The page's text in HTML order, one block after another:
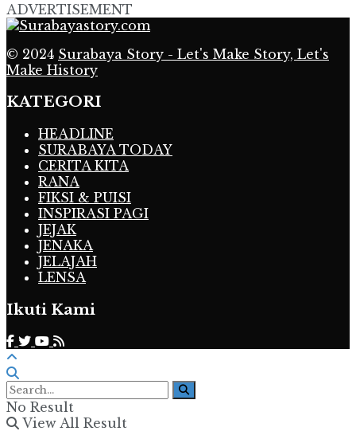
ADVERTISEMENT
© 2024 Surabaya Story - Let's Make Story, Let's
Make History
KATEGORI
HEADLINE
SURABAYA TODAY
CERITA KITA
RANA
FIKSI & PUISI
INSPIRASI PAGI
JEJAK
JENAKA
JELAJAH
LENSA
Ikuti Kami
No Result
View All Result